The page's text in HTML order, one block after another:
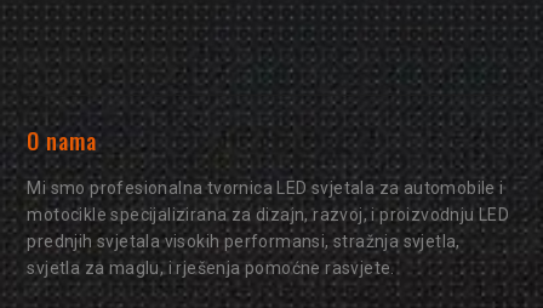
O nama
Mi smo profesionalna tvornica LED svjetala za automobile i
motocikle specijalizirana za dizajn, razvoj, i proizvodnju LED
prednjih svjetala visokih performansi, stražnja svjetla,
svjetla za maglu, i rješenja pomoćne rasvjete.